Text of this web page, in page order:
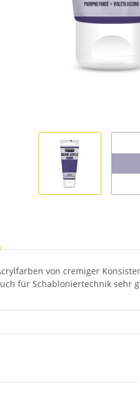
von cremiger
für Schabloniertechnik sehr